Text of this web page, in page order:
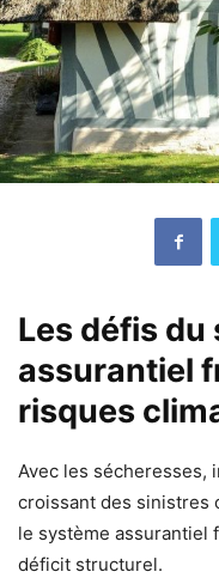
Les défis du
assurantiel
risques
Avec les sécheresses,
croissant des sinistres
le système assurantiel
déficit structurel.